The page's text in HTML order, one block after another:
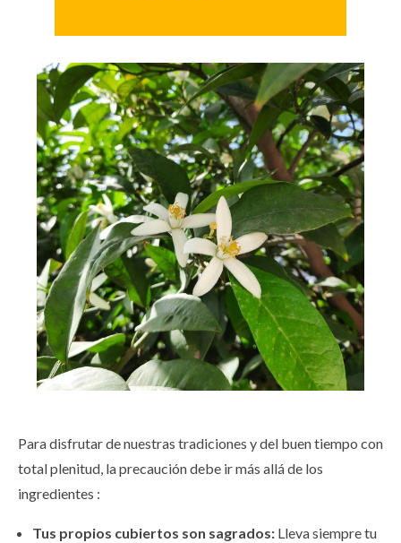
Para disfrutar de nuestras tradiciones y del buen tiempo con
total plenitud, la precaución debe ir más allá de los
ingredientes :
Tus propios cubiertos son sagrados: Lleva siempre tu